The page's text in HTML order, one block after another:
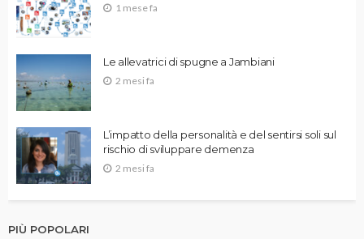
1 mese fa
Le allevatrici di spugne a Jambiani
2 mesi fa
L’impatto della personalità e del sentirsi soli sul
rischio di sviluppare demenza
2 mesi fa
PIÙ POPOLARI